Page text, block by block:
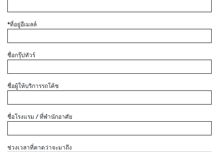
*ที่อยู่อีเมลล์
ชื่อกรุ๊ปทัวร์
ชื่อผู้ให้บริการรถโค้ช
ชื่อโรงแรม / ที่พำนักอาศัย
ช่วงเวลาที่คาดว่าจะมาถึง